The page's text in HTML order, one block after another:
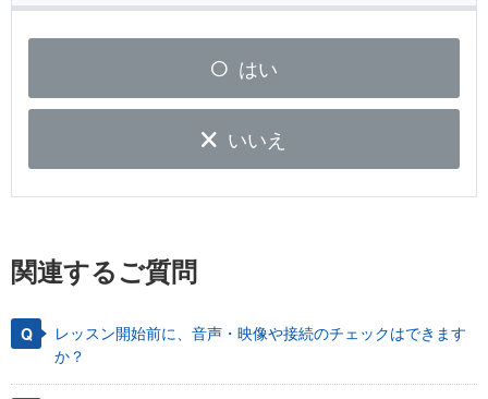
はい
いいえ
関連するご質問
レッスン開始前に、音声・映像や接続のチェックはできます
か？